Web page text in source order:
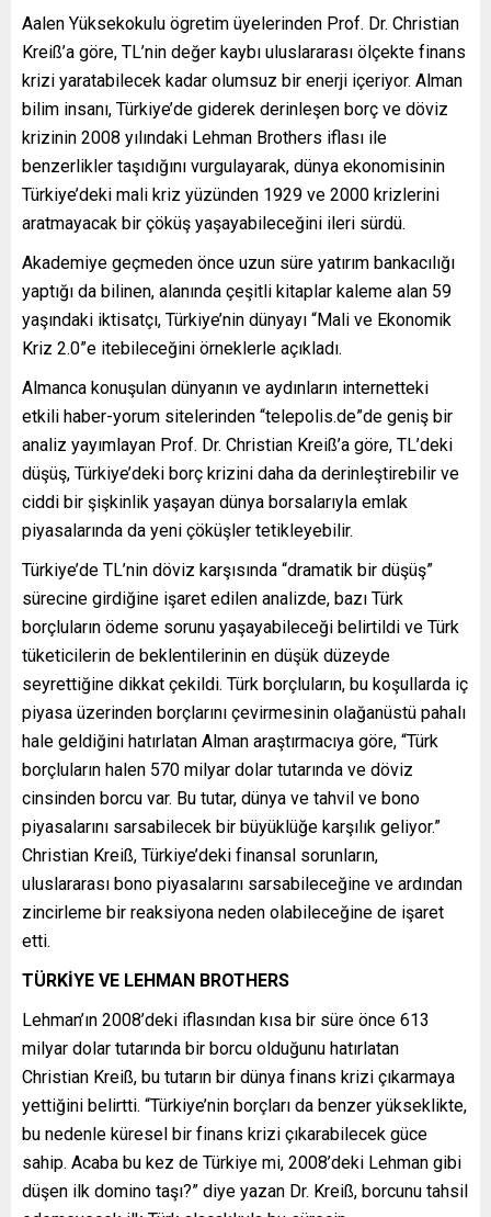
Aalen Yüksekokulu ögretim üyelerinden Prof. Dr. Christian
Kreiß’a göre, TL’nin değer kaybı uluslararası ölçekte finans
krizi yaratabilecek kadar olumsuz bir enerji içeriyor. Alman
bilim insanı, Türkiye’de giderek derinleşen borç ve döviz
krizinin 2008 yılındaki Lehman Brothers iflası ile
benzerlikler taşıdığını vurgulayarak, dünya ekonomisinin
Türkiye’deki mali kriz yüzünden 1929 ve 2000 krizlerini
aratmayacak bir çöküş yaşayabileceğini ileri sürdü.
Akademiye geçmeden önce uzun süre yatırım bankacılığı
yaptığı da bilinen, alanında çeşitli kitaplar kaleme alan 59
yaşındaki iktisatçı, Türkiye’nin dünyayı “Mali ve Ekonomik
Kriz 2.0”e itebileceğini örneklerle açıkladı.
Almanca konuşulan dünyanın ve aydınların internetteki
etkili haber-yorum sitelerinden “telepolis.de”de geniş bir
analiz yayımlayan Prof. Dr. Christian Kreiß’a göre, TL’deki
düşüş, Türkiye’deki borç krizini daha da derinleştirebilir ve
ciddi bir şişkinlik yaşayan dünya borsalarıyla emlak
piyasalarında da yeni çöküşler tetikleyebilir.
Türkiye’de TL’nin döviz karşısında “dramatik bir düşüş”
sürecine girdiğine işaret edilen analizde, bazı Türk
borçluların ödeme sorunu yaşayabileceği belirtildi ve Türk
tüketicilerin de beklentilerinin en düşük düzeyde
seyrettiğine dikkat çekildi. Türk borçluların, bu koşullarda iç
piyasa üzerinden borçlarını çevirmesinin olağanüstü pahalı
hale geldiğini hatırlatan Alman araştırmacıya göre, “Türk
borçluların halen 570 milyar dolar tutarında ve döviz
cinsinden borcu var. Bu tutar, dünya ve tahvil ve bono
piyasalarını sarsabilecek bir büyüklüğe karşılık geliyor.”
Christian Kreiß, Türkiye’deki finansal sorunların,
uluslararası bono piyasalarını sarsabileceğine ve ardından
zincirleme bir reaksiyona neden olabileceğine de işaret
etti.
TÜRKİYE VE LEHMAN BROTHERS
Lehman’ın 2008’deki iflasından kısa bir süre önce 613
milyar dolar tutarında bir borcu olduğunu hatırlatan
Christian Kreiß, bu tutarın bir dünya finans krizi çıkarmaya
yettiğini belirtti. “Türkiye’nin borçları da benzer yükseklikte,
bu nedenle küresel bir finans krizi çıkarabilecek güce
sahip. Acaba bu kez de Türkiye mi, 2008’deki Lehman gibi
düşen ilk domino taşı?” diye yazan Dr. Kreiß, borcunu tahsil